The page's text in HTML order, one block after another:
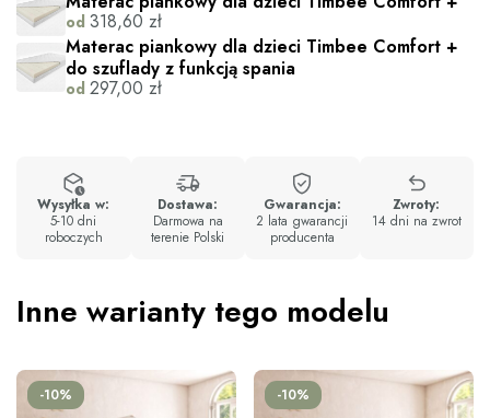
od 318,60 zł
Materac piankowy dla dzieci Timbee Comfort +
do szuflady z funkcją spania
od 297,00 zł
Wysyłka w:
5-10 dni
roboczych
Dostawa:
Darmowa na
terenie Polski
Gwarancja:
2 lata gwarancji
producenta
Zwroty:
14 dni na zwrot
Inne warianty tego modelu
-10% -10%